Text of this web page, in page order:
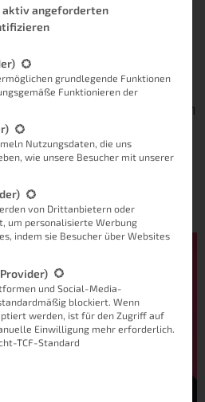
nochmals
(Quelle:
eine Kleinigkeit,
ein großer Schritt.
ich meinen Gedanken
möchte einem
und die Frage
als PC-Ersatz dienen
wen?
aktiv angeforderten
Gruppen, für die eine
grundlegende Funktionen
Funktionieren der
Nutzungsdaten, die uns
wie unsere Besucher mit unserer
von Drittanbietern oder
um personalisierte Werbung
indem sie Besucher über Websites
und Social-Media-
blockiert. Wenn
werden, ist für den Zugriff auf
Einwilligung mehr erforderlich.
TCF-Standard